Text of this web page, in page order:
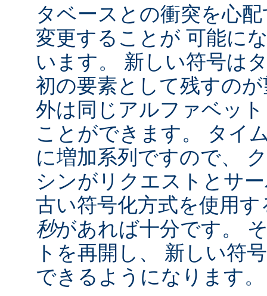
タベースとの衝突を心
変更することが 可能に
います。 新しい符号は
初の要素として残すの
外は同じアルファベッ
ことができます。 タイ
に増加系列ですので、
シンがリクエストとサ
古い符号化方式を使用
秒があれば十分です。
トを再開し、 新しい符
できるようになります。